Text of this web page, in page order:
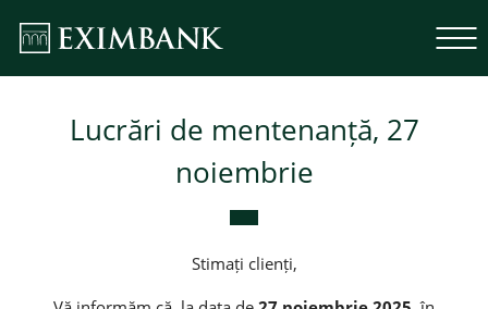
Lucrări de mentenanță, 27
noiembrie
Stimați clienți,